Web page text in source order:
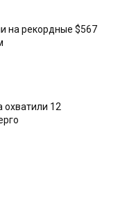
на рекордные $567
охватили 12